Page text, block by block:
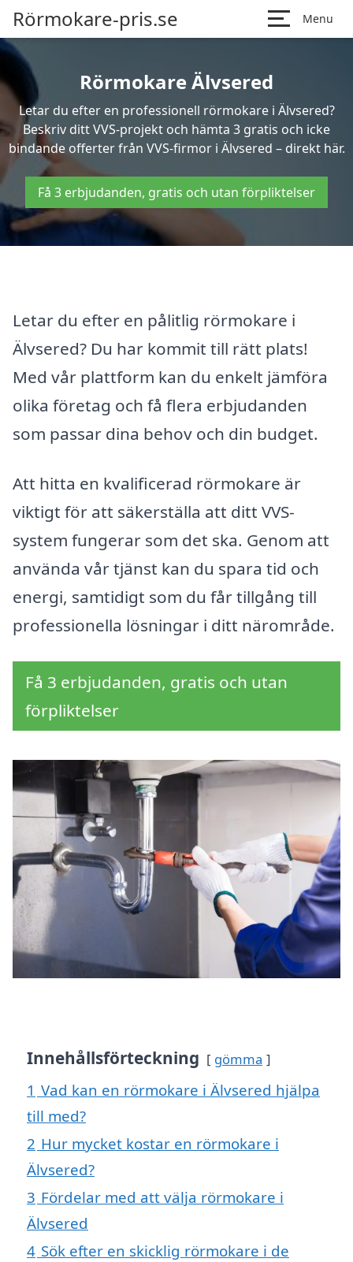
Rörmokare-pris.se Menu
Rörmokare Älvsered
Letar du efter en professionell rörmokare i Älvsered?
Beskriv ditt VVS-projekt och hämta 3 gratis och icke
bindande offerter från VVS-firmor i Älvsered – direkt här.
Få 3 erbjudanden, gratis och utan förpliktelser
Letar du efter en pålitlig rörmokare i
Älvsered? Du har kommit till rätt plats!
Med vår plattform kan du enkelt jämföra
olika företag och få flera erbjudanden
som passar dina behov och din budget.
Att hitta en kvalificerad rörmokare är
viktigt för att säkerställa att ditt VVS-
system fungerar som det ska. Genom att
använda vår tjänst kan du spara tid och
energi, samtidigt som du får tillgång till
professionella lösningar i ditt närområde.
Få 3 erbjudanden, gratis och utan
förpliktelser
Innehållsförteckning gömma
1 Vad kan en rörmokare i Älvsered hjälpa
till med?
2 Hur mycket kostar en rörmokare i
Älvsered?
3 Fördelar med att välja rörmokare i
Älvsered
4 Sök efter en skicklig rörmokare i de